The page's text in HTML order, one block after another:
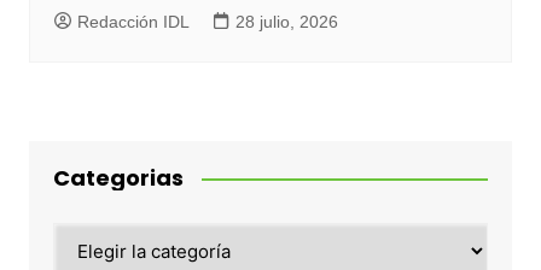
Redacción IDL 28 julio, 2026
Categorias